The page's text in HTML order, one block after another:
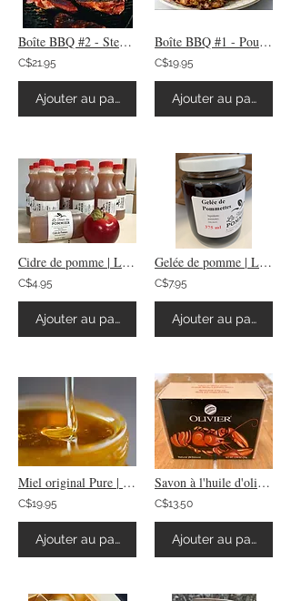
Boîte BBQ #2 - Steak BBQ
C$21.95
Ajouter au panier
Boîte BBQ #1 - Poulet Jerk
C$19.95
Ajouter au panier
Cidre de pomme | La Fleur Du Pommier
C$4.95
Ajouter au panier
Gelée de pomme | La Fleur du Pommier
C$7.95
Ajouter au panier
Miel original Pure | La Fleur du Pommier
C$19.95
Ajouter au panier
Savon à l'huile d'olive - Forme homard
C$13.50
Ajouter au panier